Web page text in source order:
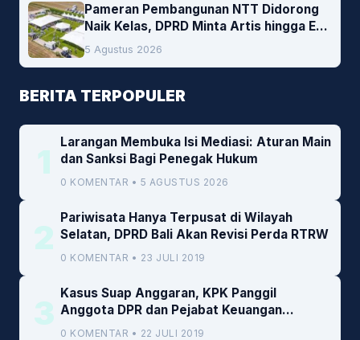
Pameran Pembangunan NTT Didorong
Naik Kelas, DPRD Minta Artis hingga EO
Lokal Jadi Prioritas
5 Agustus 2026
BERITA TERPOPULER
1
Larangan Membuka Isi Mediasi: Aturan Main
dan Sanksi Bagi Penegak Hukum
0 KOMENTAR • 5 AGUSTUS 2026
2
Pariwisata Hanya Terpusat di Wilayah
Selatan, DPRD Bali Akan Revisi Perda RTRW
0 KOMENTAR • 23 JULI 2019
3
Kasus Suap Anggaran, KPK Panggil
Anggota DPR dan Pejabat Keuangan
Kemenkeu
0 KOMENTAR • 22 JULI 2019